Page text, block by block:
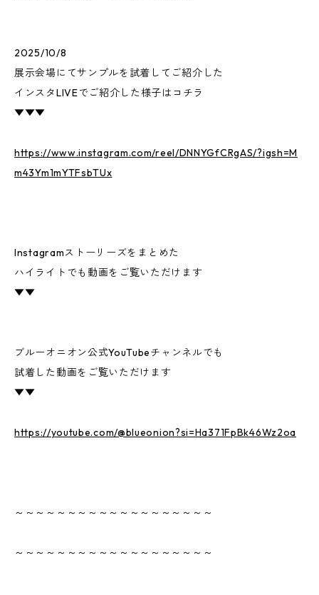
2025/10/8
展示会場にてサンプルを試着してご紹介した
インスタLIVEでご紹介した様子はコチラ
▼▼▼
https://www.instagram.com/reel/DNNYGfCRgAS/?igsh=M
m43Ym1mYTFsbTUx
Instagramストーリーズをまとめた
ハイライトでも動画をご覧いただけます
▼▼
ブルーオニオン公式YouTubeチャンネルでも
試着した動画をご覧いただけます
▼▼
https://youtube.com/@blueonion?si=Ha371FpBk46Wz2oa
～～～～～～～～～～～～～～～～～～～
～～～～～～～～～～～～～～～～～～～